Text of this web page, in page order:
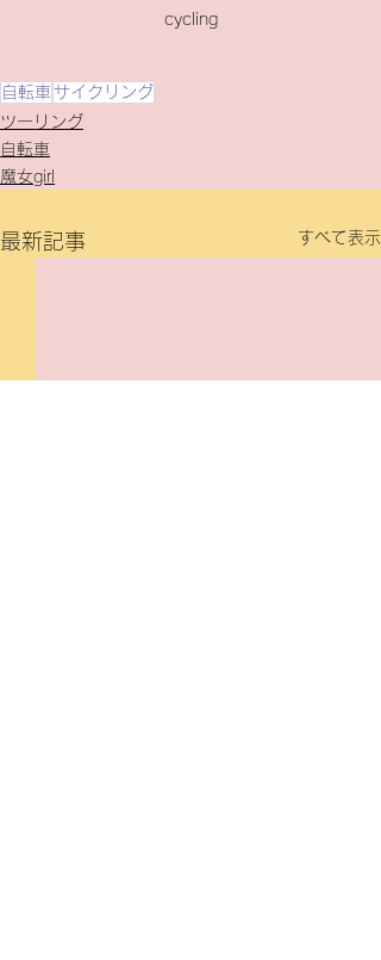
cycling
自転車 サイクリング
ツーリング
自転車
魔女girl
最新記事 すべて表示